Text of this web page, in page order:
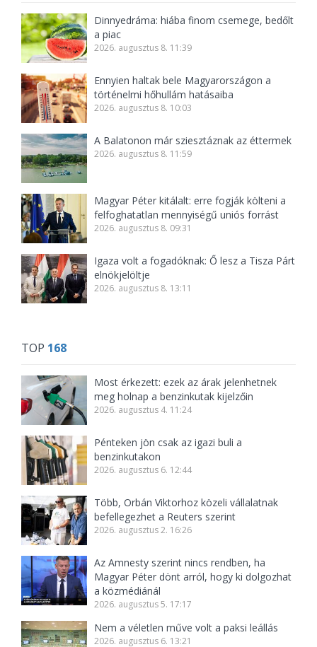
Dinnyedráma: hiába finom csemege, bedőlt
a piac
2026. augusztus 8. 11:39
Ennyien haltak bele Magyarországon a
történelmi hőhullám hatásaiba
2026. augusztus 8. 10:03
A Balatonon már sziesztáznak az éttermek
2026. augusztus 8. 11:59
Magyar Péter kitálalt: erre fogják költeni a
felfoghatatlan mennyiségű uniós forrást
2026. augusztus 8. 09:31
Igaza volt a fogadóknak: Ő lesz a Tisza Párt
elnökjelöltje
2026. augusztus 8. 13:11
TOP 168
Most érkezett: ezek az árak jelenhetnek
meg holnap a benzinkutak kijelzőin
2026. augusztus 4. 11:24
Pénteken jön csak az igazi buli a
benzinkutakon
2026. augusztus 6. 12:44
Több, Orbán Viktorhoz közeli vállalatnak
befellegezhet a Reuters szerint
2026. augusztus 2. 16:26
Az Amnesty szerint nincs rendben, ha
Magyar Péter dönt arról, hogy ki dolgozhat
a közmédiánál
2026. augusztus 5. 17:17
Nem a véletlen műve volt a paksi leállás
2026. augusztus 6. 13:21